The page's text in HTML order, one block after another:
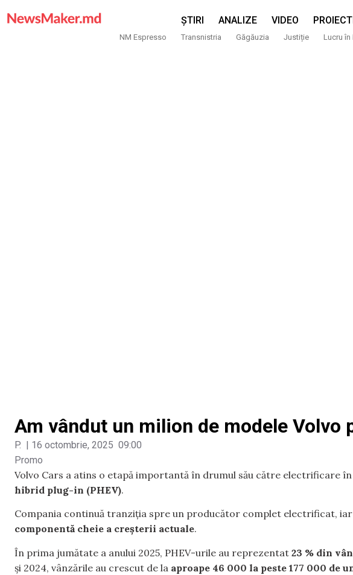
ȘTIRI ANALIZE VIDEO
NM Espresso Transnistria Găgăuzia Justiție Lucru în
Am vândut un milion de modele Volvo
P. | 16 octombrie, 2025 09:00
Promo
Volvo Cars a atins o etapă importantă în drumul său către electrificare
hibrid plug-in (PHEV).
Compania continuă tranziția spre un producător complet electrificat,
componentă cheie a creșterii actuale.
În prima jumătate a anului 2025, PHEV-urile au reprezentat 23 % din
și 2024, vânzările au crescut de la aproape 46 000 la peste 177 000 de